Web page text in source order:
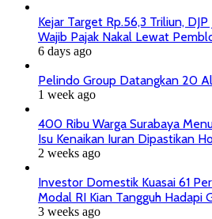
Kejar Target Rp.56,3 Triliun,
Wajib Pajak Nakal Lewat
6 days ago
Pelindo Group Datangkan 20
1 week ago
400 Ribu Warga Surabaya
Isu Kenaikan Iuran Dipastikan
2 weeks ago
Investor Domestik Kuasai 61
Modal RI Kian Tangguh Hadapi
3 weeks ago